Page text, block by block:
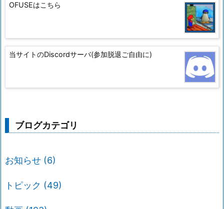
OFUSEはこちら
当サイトのDiscordサーバ(参加脱退ご自由に)
ブログカテゴリ
お知らせ (6)
トピック (49)